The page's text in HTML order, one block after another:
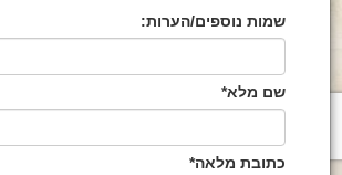
שמות נוספים/הערות:
שם מלא*
כתובת מלאה*